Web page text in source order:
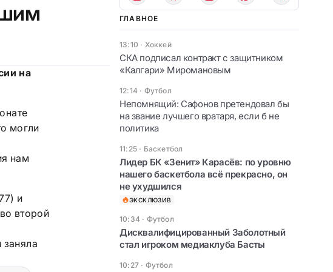
на
могли
нам
и
второй
ГЛАВНОЕ
13:10 · Хоккей
СКА подписал контракт с защитником
«Калгари» Миромановым
12:14 · Футбол
Непомнящий: Сафонов претендовал бы
на звание лучшего вратаря, если б не
политика
11:25 · Баскетбол
Лидер БК «Зенит» Карасёв: по уровню
нашего баскетбола всё прекрасно, он
не ухудшился
ЭКСКЛЮЗИВ
10:34 · Футбол
Дисквалифицированный Заболотный
стал игроком медиаклуба Басты
10:27 · Футбол